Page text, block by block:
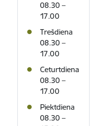
08.30 –
17.00
Trešdiena
08.30 –
17.00
Ceturtdiena
08.30 –
17.00
Piektdiena
08.30 –